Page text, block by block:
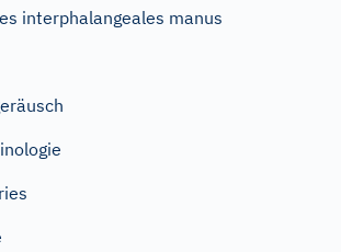
interphalangeales manus